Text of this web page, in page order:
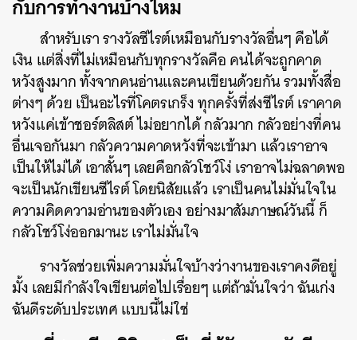
สำหรับเรา รางวัลซีไรต์เหมือนกับรางวัลอื่นๆ คือได้
เงิน แต่สิ่งที่ไม่เหมือนกับทุกรางวัลคือ คนได้จะถูกคาด
หวังสูงมาก ทั้งจากคนอ่านและคนเขียนด้วยกัน รวมทั้งสื่อ
ต่างๆ ด้วย เป็นอะไรที่โคตรเกร็ง ทุกครั้งที่ส่งซีไรต์ เราคาด
หวังแค่เข้าชอร์ตลิสต์ ไม่อยากได้ กลัวมาก กลัวอย่างที่คน
อื่นเจอกันมา กลัวความคาดหวังที่จะเข้ามา แล้วเราอาจ
เป็นให้ไม่ได้ เอาสั้นๆ เลยคือกลัวโชว์โง่ เราอาจไม่ฉลาดพอ
จะเป็นนักเขียนซีไรต์ โดยนิสัยแล้ว เราเป็นคนไม่มั่นใจใน
ความคิดความอ่านของตัวเอง อย่างมาสัมภาษณ์วันนี้ ก็
กลัวโชว์โง่ออกมานะ เราไม่มั่นใจ
รางวัลช่วยเพิ่มความมั่นใจบ้างว่างานของเราคงดีอยู่
มั้ง เลยมีกำลังใจเขียนต่อไปเรื่อยๆ แต่ถ้ามั่นใจว่า ฉันเก่ง
ฉันดีระดับประเทศ แบบนี้ไม่ใช่